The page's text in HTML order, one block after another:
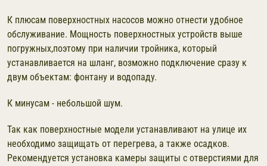
К плюсам поверхностных насосов можно отнести удобное
обслуживание. Мощность поверхностных устройств выше
погружных,поэтому при наличии тройника, который
устанавливается на шланг, возможно подключение сразу к
двум объектам: фонтану и водопаду.
К минусам - небольшой шум.
Так как поверхностные модели устанавливают на улице их
необходимо защищать от перегрева, а также осадков.
Рекомендуется установка камеры защиты с отверстиями для